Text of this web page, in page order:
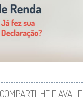
COMPARTILHE E AVALIE